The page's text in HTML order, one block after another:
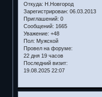
Откуда: Н.Новгород
Зарегистрирован: 06.03.2013
Приглашений: 0
Сообщений: 1665
Уважение: +48
Пол: Мужской
Провел на форуме:
22 дня 19 часов
Последний визит:
19.08.2025 22:07